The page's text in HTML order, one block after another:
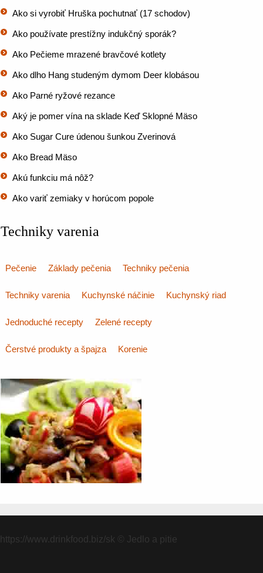
Ako si vyrobiť Hruška pochutnať (17 schodov)
Ako používate prestížny indukčný sporák?
Ako Pečieme mrazené bravčové kotlety
Ako dlho Hang studeným dymom Deer klobásou
Ako Parné ryžové rezance
Aký je pomer vína na sklade Keď Sklopné Mäso
Ako Sugar Cure údenou šunkou Zverinová
Ako Bread Mäso
Akú funkciu má nôž?
Ako variť zemiaky v horúcom popole
Techniky varenia
Pečenie Základy pečenia Techniky pečenia
Techniky varenia Kuchynské náčinie Kuchynský riad
Jednoduché recepty Zelené recepty
Čerstvé produkty a špajza Korenie
https://www.drinkfood.biz/sk © Jedlo a pitie